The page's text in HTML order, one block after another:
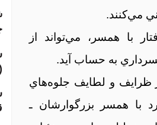
مي‌کنند.
با همسر، مي‌تواند از
به حساب آيد.
ظرايف و لطايف جلوه‌هاي
با همسر بزرگوارشان ـ